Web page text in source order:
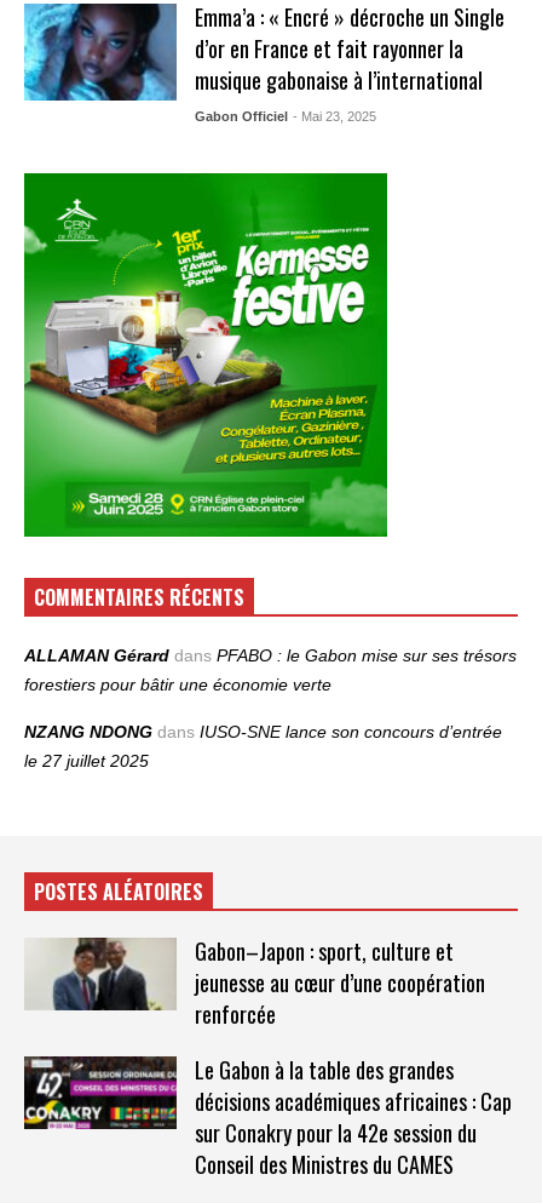
Emma’a : « Encré » décroche un Single
d’or en France et fait rayonner la
musique gabonaise à l’international
Gabon Officiel - Mai 23, 2025
COMMENTAIRES RÉCENTS
ALLAMAN Gérard dans PFABO : le Gabon mise sur ses trésors
forestiers pour bâtir une économie verte
NZANG NDONG dans IUSO‑SNE lance son concours d’entrée
le 27 juillet 2025
POSTES ALÉATOIRES
Gabon–Japon : sport, culture et
jeunesse au cœur d’une coopération
renforcée
Le Gabon à la table des grandes
décisions académiques africaines : Cap
sur Conakry pour la 42e session du
Conseil des Ministres du CAMES